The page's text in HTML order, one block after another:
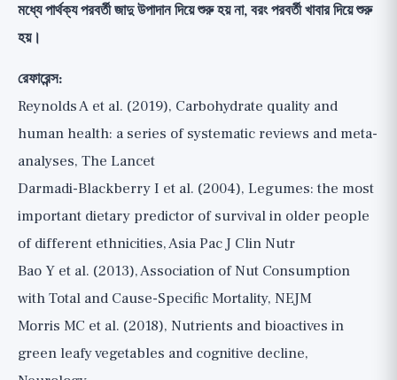
মধ্যে পার্থক্য পরবর্তী জাদু উপাদান দিয়ে শুরু হয় না, বরং পরবর্তী খাবার দিয়ে শুরু
হয়।
রেফারেন্স:
Reynolds A et al. (2019), Carbohydrate quality and
human health: a series of systematic reviews and meta-
analyses, The Lancet
Darmadi-Blackberry I et al. (2004), Legumes: the most
important dietary predictor of survival in older people
of different ethnicities, Asia Pac J Clin Nutr
Bao Y et al. (2013), Association of Nut Consumption
with Total and Cause-Specific Mortality, NEJM
Morris MC et al. (2018), Nutrients and bioactives in
green leafy vegetables and cognitive decline,